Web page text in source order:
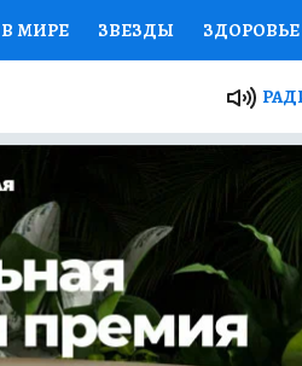
В МИРЕ ЗВЕЗДЫ ЗДОРОВЬЕ
ПРОЕКТЫ РОССИИ
ЖЕНСКИЕ СЕКРЕТЫ
ДЕФИЦИТ ЖЕЛЕЗА
РАБОТА У НАС ГИД